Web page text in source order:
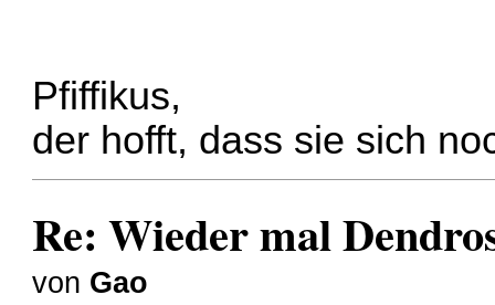
Pfiffikus,
der hofft, dass sie sich
Re: Wieder mal
von Gao